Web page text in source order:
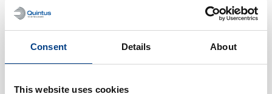
Consent Details About
This website uses cookies
KUNDENGESCHICHTEN
Saab Dynamics und
PartnerTech Karlskoga sichern